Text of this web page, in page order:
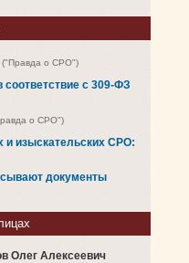
("Правда о СРО")
с 309-ФЗ
о СРО")
и изыскательских СРО:
документы
Олег Алексеевич